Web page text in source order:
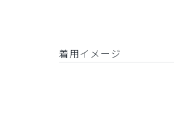
着用イメージ